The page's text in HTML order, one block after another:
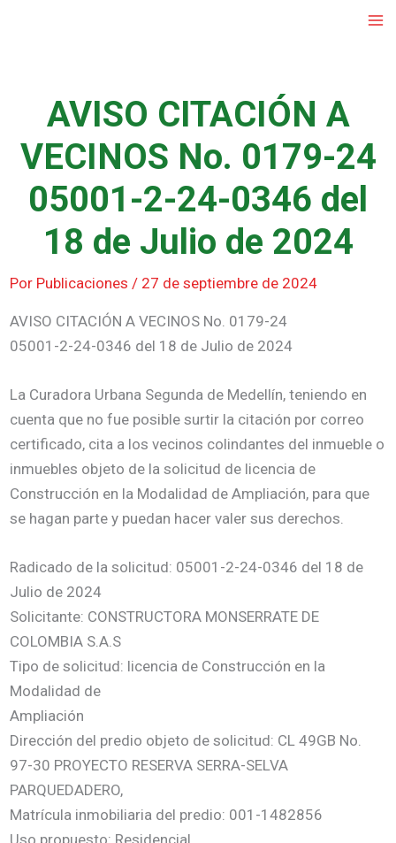
AVISO CITACIÓN A
VECINOS No. 0179-24
05001-2-24-0346 del
18 de Julio de 2024
Por Publicaciones / 27 de septiembre de 2024
AVISO CITACIÓN A VECINOS No. 0179-24
05001-2-24-0346 del 18 de Julio de 2024
La Curadora Urbana Segunda de Medellín, teniendo en
cuenta que no fue posible surtir la citación por correo
certificado, cita a los vecinos colindantes del inmueble o
inmuebles objeto de la solicitud de licencia de
Construcción en la Modalidad de Ampliación, para que
se hagan parte y puedan hacer valer sus derechos.
Radicado de la solicitud: 05001-2-24-0346 del 18 de
Julio de 2024
Solicitante: CONSTRUCTORA MONSERRATE DE
COLOMBIA S.A.S
Tipo de solicitud: licencia de Construcción en la
Modalidad de
Ampliación
Dirección del predio objeto de solicitud: CL 49GB No.
97-30 PROYECTO RESERVA SERRA-SELVA
PARQUEDADERO,
Matrícula inmobiliaria del predio: 001-1482856
Uso propuesto: Residencial